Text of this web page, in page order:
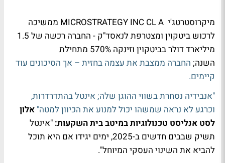
מיקרוסטרטג'י MICROSTRATEGY INC CL A ממשיכה
לרכוש ביטקוין ומצטרפת לנאסד"ק - החברה רכשה של 1.5
מיליארד דולר בביטקוין וזינקה 570% מתחילת
השנה; החברה ממצבת את עצמה בחזית – אך הסיכונים עוד
קיימים.
"אנבידיה נסחרת בשווי ההוגן שלה; אינטל בהתדרדרות,
וכרגע לא נראה שמשהו יכול למנוע את הכיוון למטה" אלון
לסט אנליסט טכנולוגיות במיטב בית השקעות: "אינטל
תשיק שבבים חדשים ב-2025, ימים יגידו אם היא תוכל
להביא את השינוי העסקי המיוחל".